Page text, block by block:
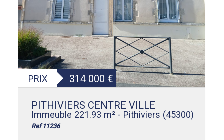
PRIX 314 000 €
PITHIVIERS CENTRE VILLE
Immeuble 221.93 m² - Pithiviers (45300)
Ref 11236